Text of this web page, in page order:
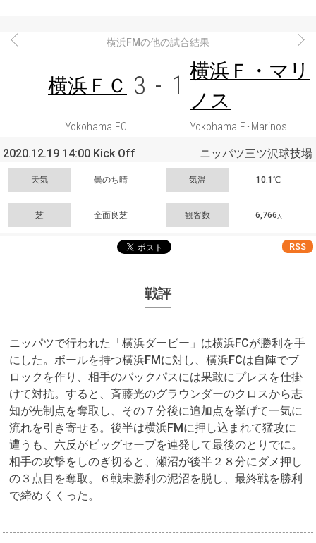
横浜FMの他の試合結果
横浜ＦＣ 3 - 1
横浜Ｆ・マリ
ノス
Yokohama FC
Yokohama F･Marinos
2020.12.19 14:00 Kick Off
ニッパツ三ツ沢球技場
天気 曇のち晴 気温 10.1℃
芝 全面良芝 観客数 6,766 人
RSS
戦評
ニッパツで行われた「横浜ダービー」は横浜FCが勝利を手
にした。ボールを持つ横浜FMに対し、横浜FCは自陣でブ
ロックを作り、相手のバックパスには果敢にプレスを仕掛
けて対抗。すると、斉藤光のグラウンダーのクロスから志
知が先制点を奪取し、その７分後に追加点を挙げて一気に
流れを引き寄せる。後半は横浜FMに押し込まれて猛攻に
遭うも、六反がビッグセーブを連発して最後のとりでに。
相手の攻撃をしのぎ切ると、瀬沼が後半２８分にダメ押し
の３点目を奪取。６戦未勝利の泥沼を脱し、最終戦を勝利
で締めくくった。